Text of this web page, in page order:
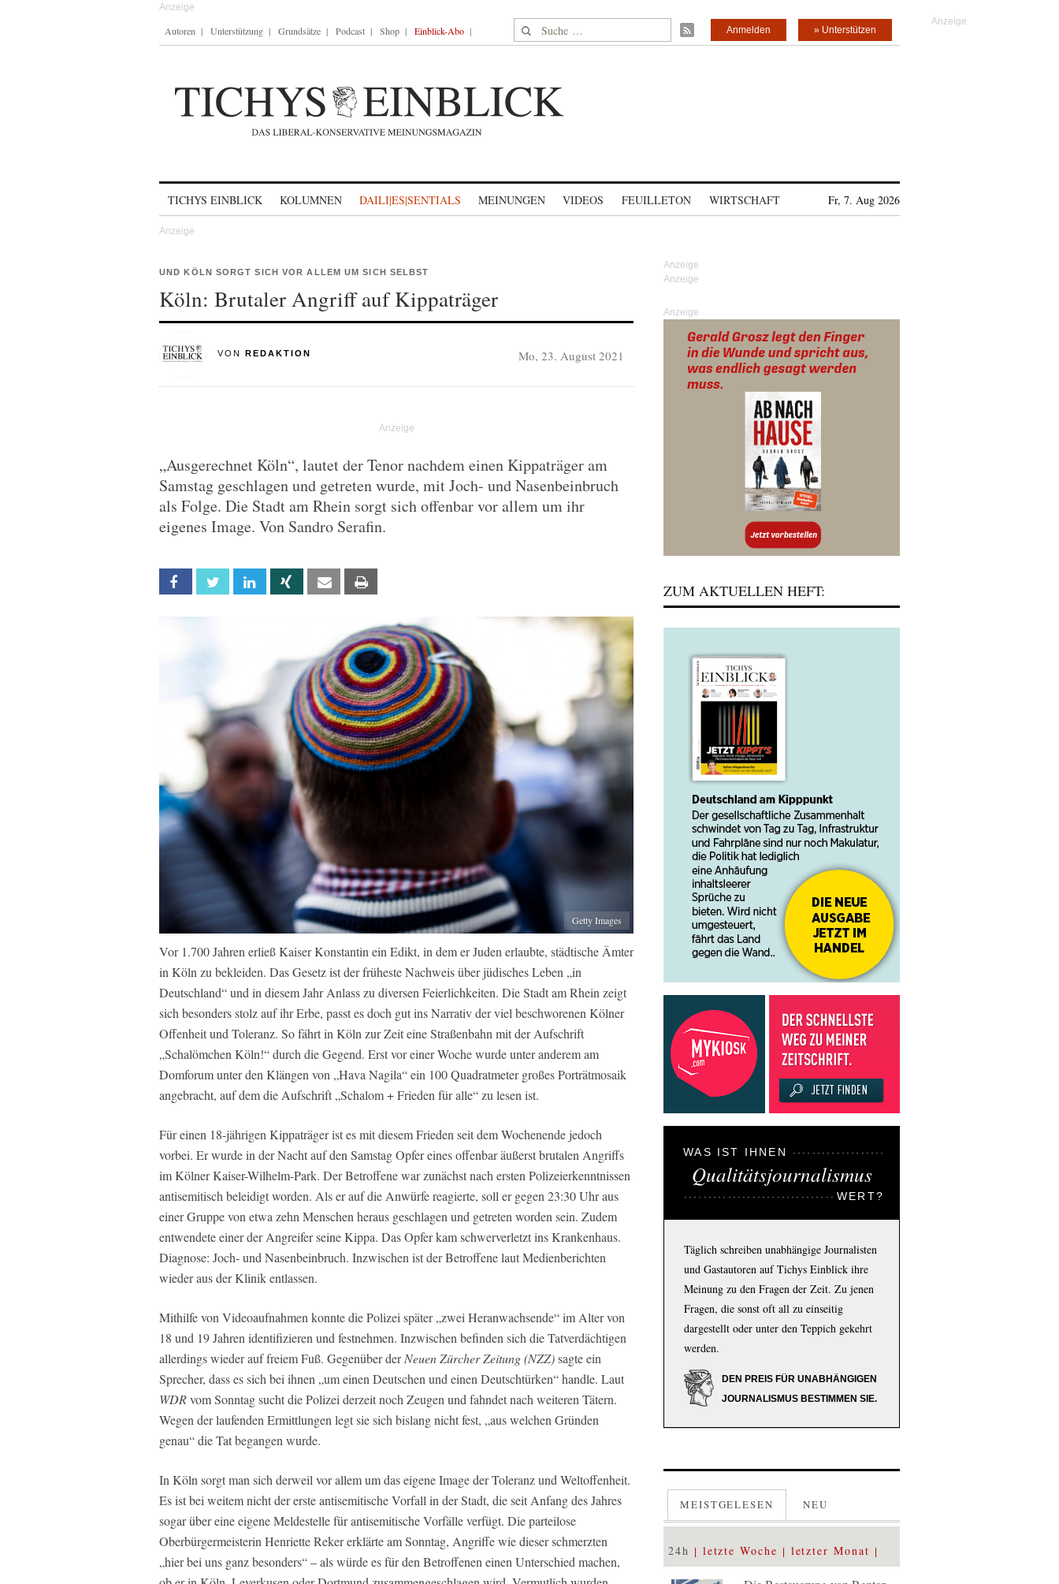
Autoren Unterstützung Grundsätze Podcast Shop Einblick-Abo Suche nach: » Unterstützen
Anmelden
TICHYS EINBLICK KOLUMNEN DAILI|ES|SENTIALS MEINUNGEN VIDEOS FEUILLETON WIRTSCHAFT Fr, 7. Aug 2026
UND KÖLN SORGT SICH VOR ALLEM UM SICH SELBST
Köln: Brutaler Angriff auf Kippaträger
VON REDAKTION Mo, 23. August 2021
„Ausgerechnet Köln“, lautet der Tenor nachdem einen Kippaträger am
Samstag geschlagen und getreten wurde, mit Joch- und Nasenbeinbruch
als Folge. Die Stadt am Rhein sorgt sich offenbar vor allem um ihr
eigenes Image. Von Sandro Serafin.
Facebook Twitter Linkedin Xing Email
Getty Images
Vor 1.700 Jahren erließ Kaiser Konstantin ein Edikt, in dem er Juden erlaubte, städtische Ämter
in Köln zu bekleiden. Das Gesetz ist der früheste Nachweis über jüdisches Leben „in
Deutschland“ und in diesem Jahr Anlass zu diversen Feierlichkeiten. Die Stadt am Rhein zeigt
sich besonders stolz auf ihr Erbe, passt es doch gut ins Narrativ der viel beschworenen Kölner
Offenheit und Toleranz. So fährt in Köln zur Zeit eine Straßenbahn mit der Aufschrift
„Schalömchen Köln!“ durch die Gegend. Erst vor einer Woche wurde unter anderem am
Domforum unter den Klängen von „Hava Nagila“ ein 100 Quadratmeter großes Porträtmosaik
angebracht, auf dem die Aufschrift „Schalom + Frieden für alle“ zu lesen ist.
Für einen 18-jährigen Kippaträger ist es mit diesem Frieden seit dem Wochenende jedoch
vorbei. Er wurde in der Nacht auf den Samstag Opfer eines offenbar äußerst brutalen Angriffs
im Kölner Kaiser-Wilhelm-Park. Der Betroffene war zunächst nach ersten Polizeierkenntnissen
antisemitisch beleidigt worden. Als er auf die Anwürfe reagierte, soll er gegen 23:30 Uhr aus
einer Gruppe von etwa zehn Menschen heraus geschlagen und getreten worden sein. Zudem
entwendete einer der Angreifer seine Kippa. Das Opfer kam schwerverletzt ins Krankenhaus.
Diagnose: Joch- und Nasenbeinbruch. Inzwischen ist der Betroffene laut Medienberichten
wieder aus der Klinik entlassen.
Mithilfe von Videoaufnahmen konnte die Polizei später „zwei Heranwachsende“ im Alter von
18 und 19 Jahren identifizieren und festnehmen. Inzwischen befinden sich die Tatverdächtigen
allerdings wieder auf freiem Fuß. Gegenüber derNeuen Zürcher Zeitung (NZZ)sagte ein
Sprecher, dass es sich bei ihnen „um einen Deutschen und einen Deutschtürken“ handle. Laut
WDRvom Sonntag sucht die Polizei derzeit noch Zeugen und fahndet nach weiteren Tätern.
Wegen der laufenden Ermittlungen legt sie sich bislang nicht fest, „aus welchen Gründen
genau“ die Tat begangen wurde.
In Köln sorgt man sich derweil vor allem um das eigene Image der Toleranz und Weltoffenheit.
Es ist bei weitem nicht der erste antisemitische Vorfall in der Stadt, die seit Anfang des Jahres
sogar über eine eigene Meldestelle für antisemitische Vorfälle verfügt. Die parteilose
Oberbürgermeisterin Henriette Reker erklärte am Sonntag, Angriffe wie dieser schmerzten
„hier bei uns ganz besonders“ – als würde es für den Betroffenen einen Unterschied machen,
Anzeige
ZUM AKTUELLEN HEFT:
WAS IST IHNEN
Qualitätsjournalismus
WERT?
Täglich schreiben unabhängige Journalisten
und Gastautoren auf Tichys Einblick ihre
Meinung zu den Fragen der Zeit. Zu jenen
Fragen, die sonst oft all zu einseitig
dargestellt oder unter den Teppich gekehrt
werden.
DEN PREIS FÜR UNABHÄNGIGEN
JOURNALISMUS BESTIMMEN SIE.
MEISTGELESEN NEU
24h letzte Woche letzter Monat